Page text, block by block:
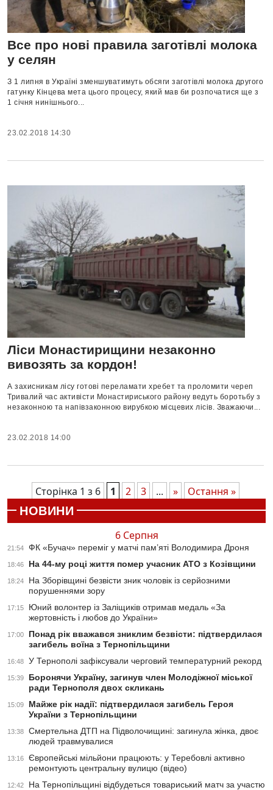
Все про нові правила заготівлі молока
у селян
З 1 липня в Україні зменшуватимуть обсяги заготівлі молока другого
гатунку Кінцева мета цього процесу, який мав би розпочатися ще з
1 січня нинішнього...
23.02.2018 14:30
Ліси Монастирищини незаконно
вивозять за кордон!
А захисникам лісу готові переламати хребет та проломити череп
Тривалий час активісти Монастириського району ведуть боротьбу з
незаконною та напівзаконною вирубкою місцевих лісів. Зважаючи...
23.02.2018 14:00
Сторінка 1 з 6 1 2 3 ... »
Остання »
НОВИНИ
6 Серпня
21:54 ФК «Бучач» переміг у матчі пам’яті Володимира Дроня
18:46 На 44-му році життя помер учасник АТО з Козівщини
18:24
На Зборівщині безвісти зник чоловік із серйозними
порушеннями зору
17:15
Юний волонтер із Заліщиків отримав медаль «За
жертовність і любов до України»
17:00
Понад рік вважався зниклим безвісти: підтвердилася
загибель воїна з Тернопільщини
16:48 У Тернополі зафіксували черговий температурний рекорд
15:39
Боронячи Україну, загинув член Молодіжної міської
ради Тернополя двох скликань
15:09
Майже рік надії: підтвердилася загибель Героя
України з Тернопільщини
13:38
Смертельна ДТП на Підволочищині: загинула жінка, двоє
людей травмувалися
13:16
Європейські мільйони працюють: у Теребовлі активно
ремонтують центральну вулицю (відео)
12:42
На Тернопільщині відбудеться товариський матч за участю